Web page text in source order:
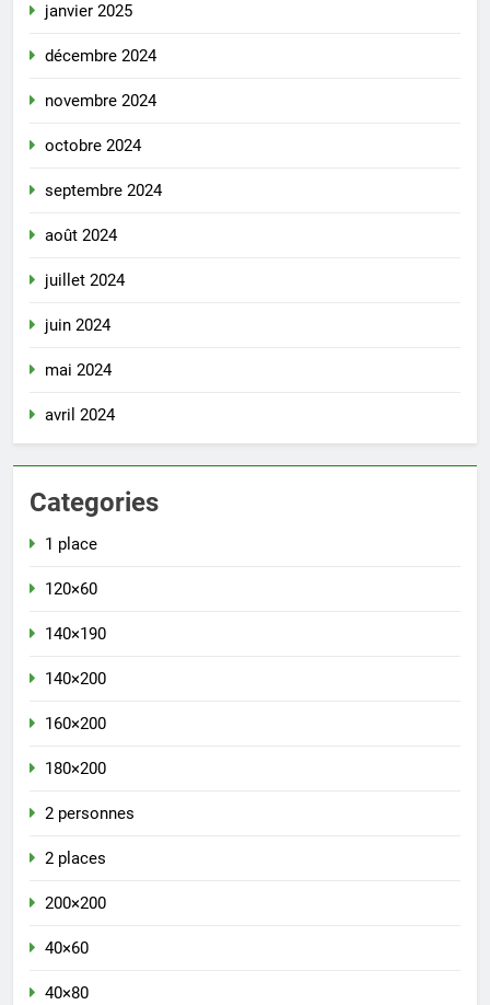
janvier 2025
décembre 2024
novembre 2024
octobre 2024
septembre 2024
août 2024
juillet 2024
juin 2024
mai 2024
avril 2024
Categories
1 place
120×60
140×190
140×200
160×200
180×200
2 personnes
2 places
200×200
40×60
40×80